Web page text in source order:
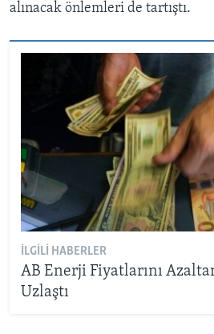
alınacak önlemleri de tartıştı.
İLGILI HABERLER
AB Enerji Fiyatlarını
Uzlaştı